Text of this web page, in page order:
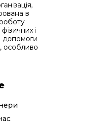
в
і
допомоги
особливо